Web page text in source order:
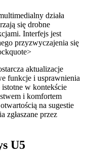
działa
się drobne
Interfejs jest
przyzwyczajenia się
aktualizacje
funkcje i usprawnienia
istotne w kontekście
i komfortem
na sugestie
zgłaszane przez
U5